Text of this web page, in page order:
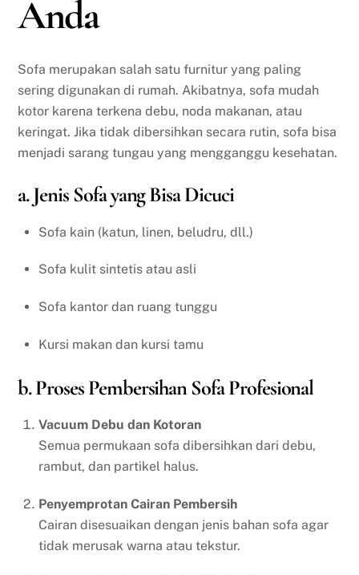
Anda
Sofa merupakan salah satu furnitur yang paling
sering digunakan di rumah. Akibatnya, sofa mudah
kotor karena terkena debu, noda makanan, atau
keringat. Jika tidak dibersihkan secara rutin, sofa bisa
menjadi sarang tungau yang mengganggu kesehatan.
a. Jenis Sofa yang Bisa Dicuci
Sofa kain (katun, linen, beludru, dll.)
Sofa kulit sintetis atau asli
Sofa kantor dan ruang tunggu
Kursi makan dan kursi tamu
b. Proses Pembersihan Sofa Profesional
Vacuum Debu dan Kotoran
Semua permukaan sofa dibersihkan dari debu,
rambut, dan partikel halus.
Penyemprotan Cairan Pembersih
Cairan disesuaikan dengan jenis bahan sofa agar
tidak merusak warna atau tekstur.